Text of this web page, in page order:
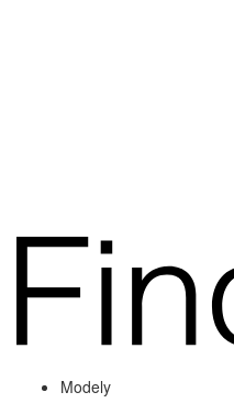
Modely